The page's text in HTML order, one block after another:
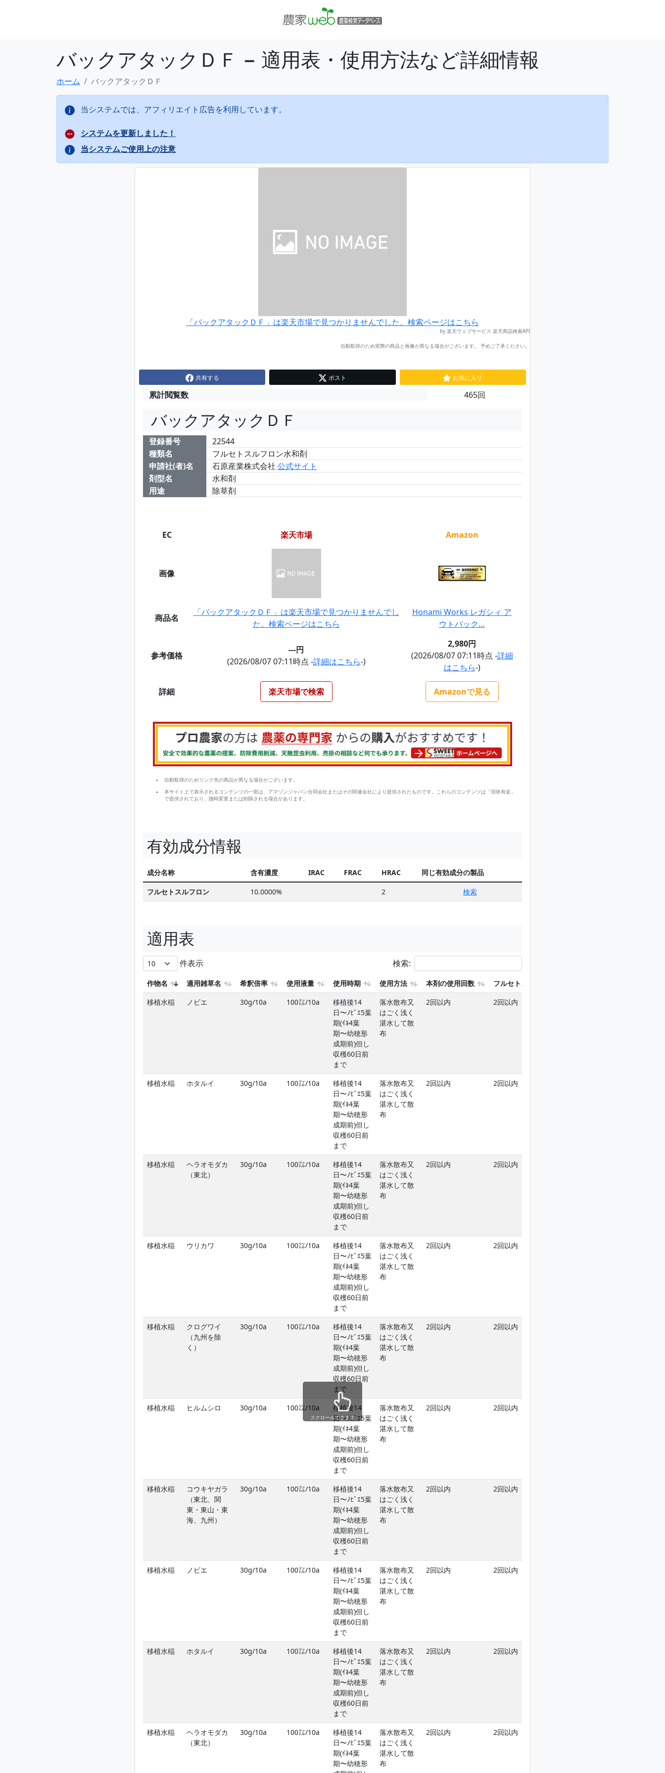
バックアタックＤＦ − 適用表・使用方法など詳細情報
ホーム バックアタックＤＦ
当システムでは、アフィリエイト広告を利用しています。
システムを更新しました！
当システムご使用上の注意
「バックアタックＤＦ」は楽天市場で見つかりませんでした。検索ページはこちら
by 楽天ウェブサービス 楽天商品検索API
自動取得のため実際の商品と画像が異なる場合がございます。 予めご了承ください。
共有する ポスト お気に入り
累計閲覧数 465回
バックアタックＤＦ
登録番号
22544
種類名
フルセトスルフロン水和剤
申請社(者)名
石原産業株式会社 公式サイト
剤型名
水和剤
用途
除草剤
EC 楽天市場 Amazon
画像
商品名
「バックアタックＤＦ」は楽天市場で見つかりませんでし
た。検索ページはこちら
Honami Works レガシィ ア
ウトバック…
参考価格
---円
(2026/08/07 07:11時点 -詳細はこちら-)
2,980円
(2026/08/07 07:11時点 -詳細
はこちら-)
詳細 楽天市場で検索 Amazonで見る
自動取得のためリンク先の商品が異なる場合がございます。
本サイト上で表示されるコンテンツの一部は、アマゾンジャパン合同会社またはその関連会社により提供されたものです。これらのコンテンツは「現状有姿」
で提供されており、随時変更または削除される場合があります。
有効成分情報
成分名称 含有濃度 IRAC FRAC HRAC 同じ有効成分の製品
フルセトスルフロン 10.0000% 2 検索
適用表
件表示 検索:
作物名 適用雑草名 希釈倍率 使用液量 使用時期 使用方法 本剤の使用回数
フルセトスルフロンを含む使用回数
移植水稲
ノビエ 30g/10a 100㍑/10a
移植後14
日〜ﾉﾋﾞｴ5葉
期(ｲﾈ4葉
期〜幼穂形
成期前)但し
収穫60日前
まで
落水散布又
はごく浅く
湛水して散
布
2回以内 2回以内
移植水稲 ホタルイ 30g/10a 100㍑/10a
移植後14
日〜ﾉﾋﾞｴ5葉
期(ｲﾈ4葉
期〜幼穂形
成期前)但し
収穫60日前
まで
落水散布又
はごく浅く
湛水して散
布
2回以内 2回以内
移植水稲
ヘラオモダカ
（東北）
30g/10a 100㍑/10a
移植後14
日〜ﾉﾋﾞｴ5葉
期(ｲﾈ4葉
期〜幼穂形
成期前)但し
収穫60日前
まで
落水散布又
はごく浅く
湛水して散
布
2回以内 2回以内
移植水稲 ウリカワ 30g/10a 100㍑/10a
移植後14
日〜ﾉﾋﾞｴ5葉
期(ｲﾈ4葉
期〜幼穂形
成期前)但し
収穫60日前
まで
落水散布又
はごく浅く
湛水して散
布
2回以内 2回以内
移植水稲
クログワイ
（九州を除
く）
30g/10a 100㍑/10a
移植後14
日〜ﾉﾋﾞｴ5葉
期(ｲﾈ4葉
期〜幼穂形
成期前)但し
収穫60日前
まで
落水散布又
はごく浅く
湛水して散
布
2回以内 2回以内
移植水稲 ヒルムシロ 30g/10a 100㍑/10a
移植後14
日〜ﾉﾋﾞｴ5葉
期(ｲﾈ4葉
期〜幼穂形
成期前)但し
収穫60日前
まで
落水散布又
はごく浅く
湛水して散
布
2回以内 2回以内
移植水稲
コウキヤガラ
（東北、関
東・東山・東
海、九州）
30g/10a 100㍑/10a
移植後14
日〜ﾉﾋﾞｴ5葉
期(ｲﾈ4葉
期〜幼穂形
成期前)但し
収穫60日前
まで
落水散布又
はごく浅く
湛水して散
布
2回以内 2回以内
移植水稲 ノビエ 30g/10a 100㍑/10a
移植後14
日〜ﾉﾋﾞｴ5葉
期(ｲﾈ4葉
期〜幼穂形
成期前)但し
収穫60日前
まで
落水散布又
はごく浅く
湛水して散
布
2回以内 2回以内
移植水稲 ホタルイ 30g/10a 100㍑/10a
移植後14
日〜ﾉﾋﾞｴ5葉
期(ｲﾈ4葉
期〜幼穂形
成期前)但し
収穫60日前
まで
落水散布又
はごく浅く
湛水して散
布
2回以内 2回以内
移植水稲
ヘラオモダカ
（東北）
30g/10a 100㍑/10a
移植後14
日〜ﾉﾋﾞｴ5葉
期(ｲﾈ4葉
期〜幼穂形
落水散布又
はごく浅く
湛水して散
布
2回以内 2回以内
スクロールできます